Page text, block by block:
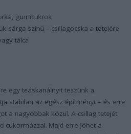
gumicukrok
sárga színű – csillagocska a tetejére
tálca
egy teáskanálnyit teszünk a
stabilan az egész építményt – és erre
a nagyobbak közül. A csillag tetejét
cukormázzal. Majd erre jöhet a